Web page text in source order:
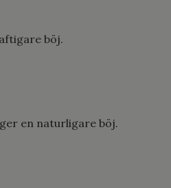
böj.
en naturligare böj.